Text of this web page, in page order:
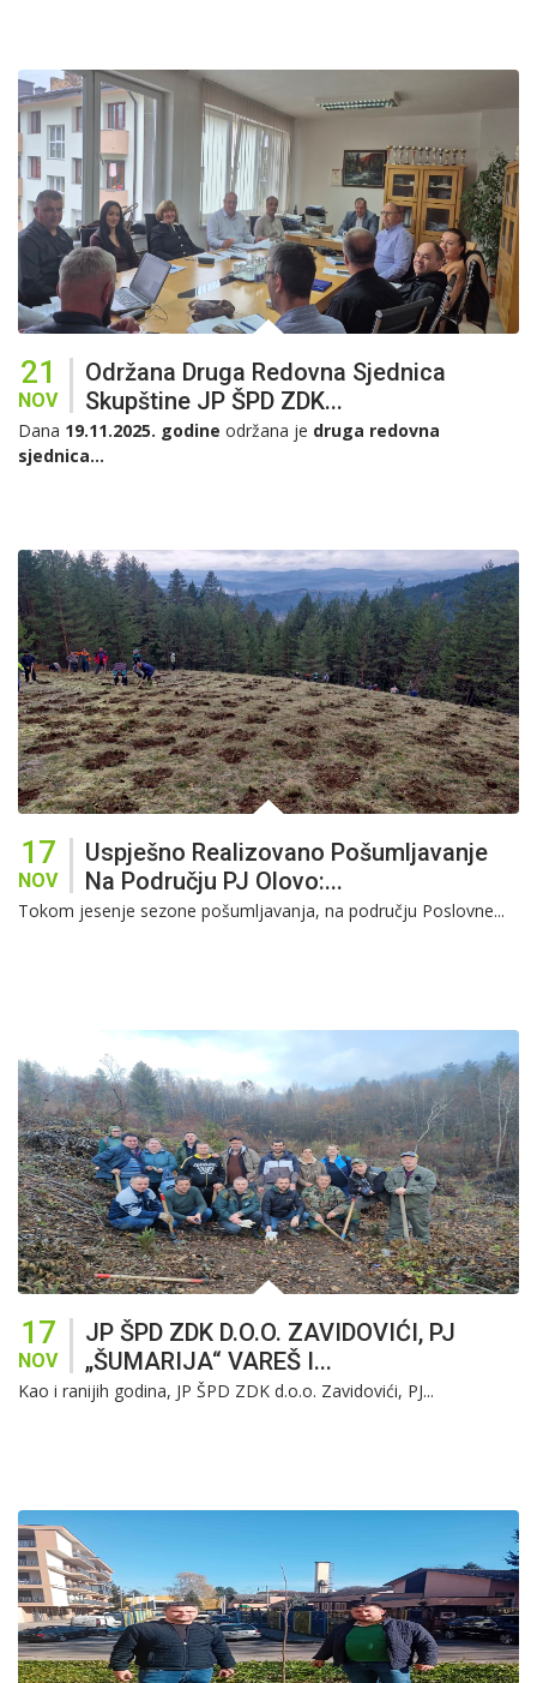
21
NOV
Održana Druga Redovna Sjednica
Skupštine JP ŠPD ZDK...
Dana 19.11.2025. godine održana je druga redovna
sjednica...
17
NOV
Uspješno Realizovano Pošumljavanje
Na Području PJ Olovo:...
Tokom jesenje sezone pošumljavanja, na području Poslovne...
17
NOV
JP ŠPD ZDK D.O.O. ZAVIDOVIĆI, PJ
„ŠUMARIJA“ VAREŠ I...
Kao i ranijih godina, JP ŠPD ZDK d.o.o. Zavidovići, PJ...